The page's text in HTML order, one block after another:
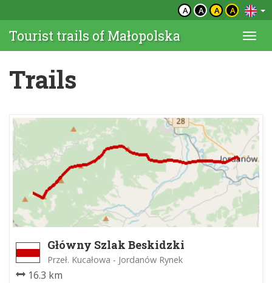
A A A A
Tourist trails of Małopolska
Trails
Główny Szlak Beskidzki
Przeł. Kucałowa - Jordanów Rynek
16.3 km